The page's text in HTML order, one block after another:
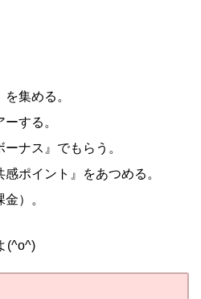
集める。
する。
ーナス』でもらう。
ポイント』をあつめる。
）。
(^o^)